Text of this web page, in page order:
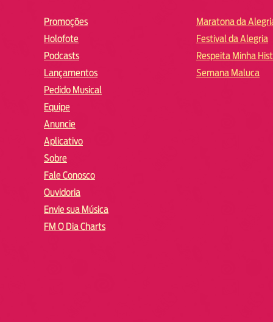
Promoções
Holofote
Podcasts
Lançamentos
Pedido Musical
Equipe
Anuncie
Aplicativo
Sobre
Fale Conosco
Ouvidoria
Envie sua Música
FM O Dia Charts
Maratona da
Festival da Alegria
Respeita Minha
Semana Maluca